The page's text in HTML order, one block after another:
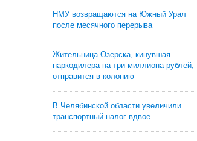
НМУ возвращаются на Южный Урал
после месячного перерыва
Жительница Озерска, кинувшая
наркодилера на три миллиона рублей,
отправится в колонию
В Челябинской области увеличили
транспортный налог вдвое